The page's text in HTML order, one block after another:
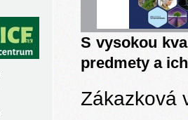
S vysokou
predmety a
Zákazková